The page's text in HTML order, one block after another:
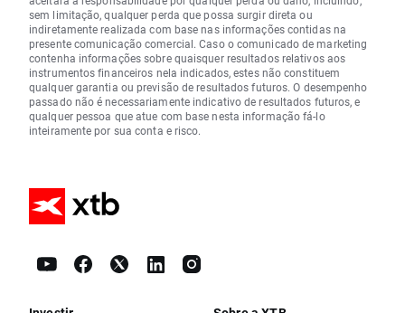
sem limitação, qualquer perda que possa surgir direta ou
indiretamente realizada com base nas informações contidas na
presente comunicação comercial. Caso o comunicado de marketing
contenha informações sobre quaisquer resultados relativos aos
instrumentos financeiros nela indicados, estes não constituem
qualquer garantia ou previsão de resultados futuros. O desempenho
passado não é necessariamente indicativo de resultados futuros, e
qualquer pessoa que atue com base nesta informação fá-lo
inteiramente por sua conta e risco.